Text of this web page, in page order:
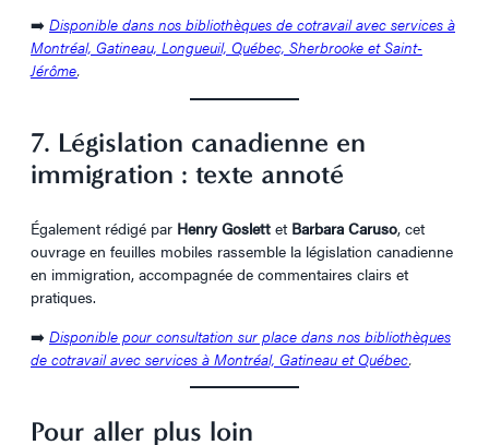
➡️ Disponible dans nos bibliothèques de cotravail avec services à
Montréal, Gatineau, Longueuil, Québec, Sherbrooke et Saint-
Jérôme.
7. Législation canadienne en
immigration : texte annoté
Également rédigé par Henry Goslett et Barbara Caruso, cet
ouvrage en feuilles mobiles rassemble la législation canadienne
en immigration, accompagnée de commentaires clairs et
pratiques.
➡️ Disponible pour consultation sur place dans nos bibliothèques
de cotravail avec services à Montréal, Gatineau et Québec.
Pour aller plus loin